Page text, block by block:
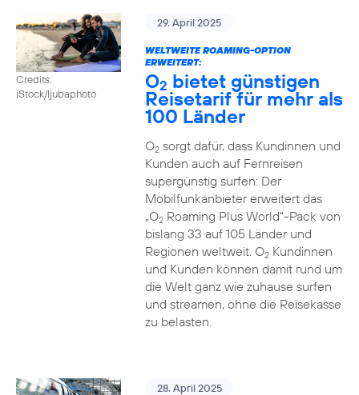
Credits:
iStock/ljubaphoto
29. April 2025
WELTWEITE ROAMING-OPTION
ERWEITERT:
O2 bietet günstigen
Reisetarif für mehr als
100 Länder
O2sorgt dafür, dass Kundinnen und
Kunden auch auf Fernreisen
supergünstig surfen: Der
Mobilfunkanbieter erweitert das
„O2Roaming Plus World“-Pack von
bislang 33 auf 105 Länder und
Regionen weltweit. O2Kundinnen
und Kunden können damit rund um
die Welt ganz wie zuhause surfen
und streamen, ohne die Reisekasse
zu belasten.
28. April 2025